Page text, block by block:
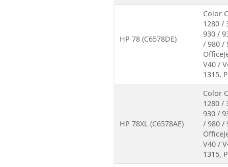
HP 78 (C6578DE)
Color
1280 /
930 /
/ 980 /
V40 /
1315,
HP 78XL (C6578AE)
Color
1280 /
930 /
/ 980 /
V40 /
1315,